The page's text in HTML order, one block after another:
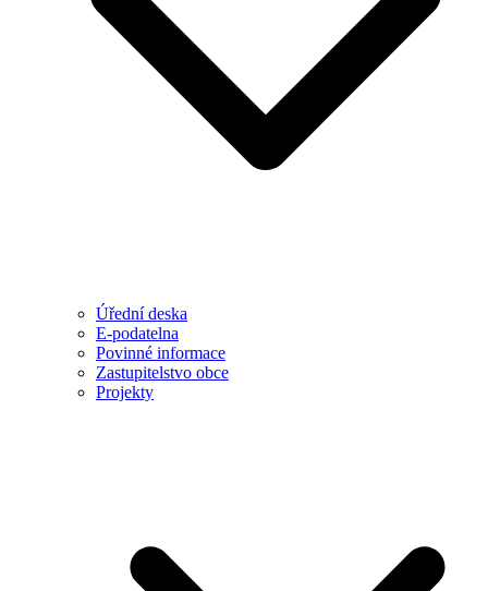
Úřední deska
E-podatelna
Povinné informace
Zastupitelstvo obce
Projekty